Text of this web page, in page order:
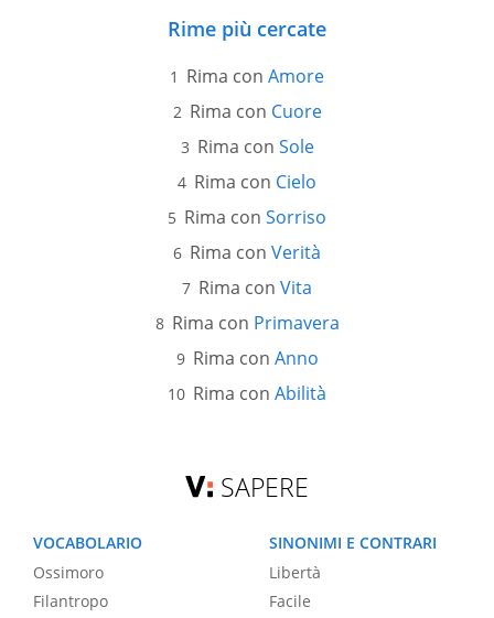
Rime più cercate
Rima con Amore
Rima con Cuore
Rima con Sole
Rima con Cielo
Rima con Sorriso
Rima con Verità
Rima con Vita
Rima con Primavera
Rima con Anno
Rima con Abilità
SAPERE
VOCABOLARIO
Ossimoro
Filantropo
SINONIMI E CONTRARI
Libertà
Facile